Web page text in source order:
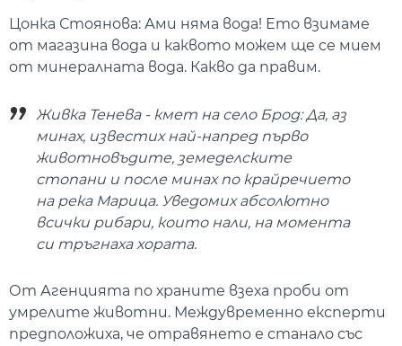
Цонка Стоянова: Ами няма вода! Ето взимаме
от магазина вода и каквото можем ще се мием
от минералната вода. Какво да правим.
Живка Тенева - кмет на село Брод: Да, аз
минах, известих най-напред първо
животновъдите, земеделските
стопани и после минах по крайречието
на река Марица. Уведомих абсолютно
всички рибари, които нали, на момента
си тръгнаха хората.
От Агенцията по храните взеха проби от
умрелите животни. Междувременно експерти
предположиха, че отравянето е станало със